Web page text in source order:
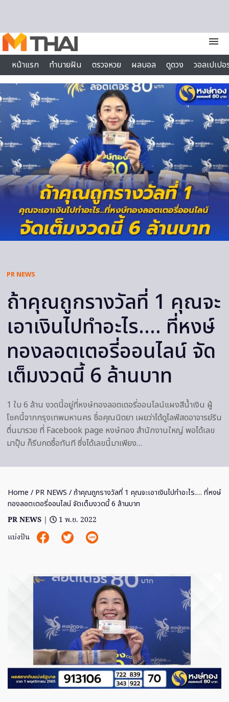
menu
หน้าแรก
ทำนายฝัน ตรวจหวย ผลบอล ดูดวง
วอลเปเป
ไลฟ์สไตล์
PR NEWS
ถ้าคุณถูกรางวัลที่ 1 คุณจะ
เอาเงินไปทำอะไร.… ที่หงษ์
ทองลอตเตอรี่ออนไลน์ จัด
เต็มงวดนี้ 6 ล้านบาท
1 ใบ 6 ล้าน งวดนี้อยู่ที่หงษ์ทองลอตเตอรี่ออนไลน์แผงสีน้ำเงิน ผู้
โชคนี้จากกรุงเทพมหานคร ชื่อคุณนิตยา เผยว่าได้ดูไลฟ์สดอาจารย์ริน
ตื่นมารวย ที่ Facebook page หงษ์ทอง สำนักงานใหญ่ พอได้เลข
มาปุ๊บ ก็รีบกดซื้อทันที ซึ่งได้เลขนี้มาเพียง…
Home / PR NEWS / ถ้าคุณถูกรางวัลที่ 1 คุณจะเอาเงินไปทำอะไร.… ที่หงษ์
ทองลอตเตอรี่ออนไลน์ จัดเต็มงวดนี้ 6 ล้านบาท
PR NEWS |
1 พ.ย. 2022
แบ่งปัน